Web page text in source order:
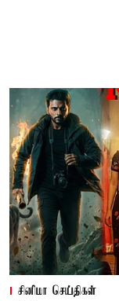
சினிமா செய்திகள்